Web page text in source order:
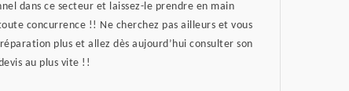
dans ce secteur et laissez-le prendre en main
concurrence !! Ne cherchez pas ailleurs et vous
plus et allez dès aujourd’hui consulter son
au plus vite !!